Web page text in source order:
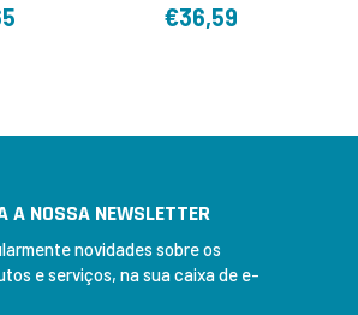
€36,59
A NOSSA NEWSLETTER
novidades sobre os
e serviços, na sua caixa de e-